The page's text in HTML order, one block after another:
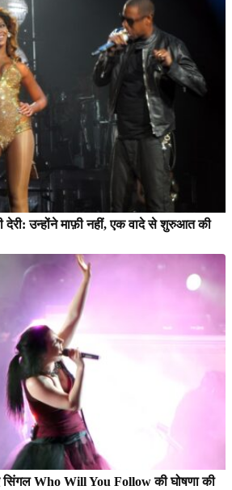
उन्होंने माफ़ी नहीं, एक वादे से शुरुआत की
Who Will You Follow की घोषणा की